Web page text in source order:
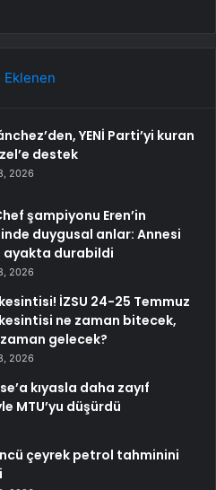
Eklenen
YENİ Parti’yi kuran
destek
2026
şampiyonu Eren’in
duygusal anlar: Annesi
ayakta durabildi
2026
İZSU 24-25 Temmuz
ne zaman bitecek,
gelecek?
2026
kıyasla daha zayıf
MTU’yu düşürdü
çeyrek petrol tahminini